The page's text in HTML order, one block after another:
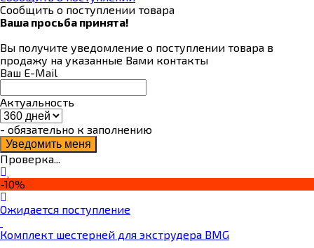
Сообщить о поступлении товара
Ваша просьба принята!
Вы получите уведомление о поступлении товара в
продажу на указанные Вами контакты
Ваш E-Mail
Актуальность
- обязательно к заполнению
Проверка...
-10%
Ожидается поступление
Комплект шестерней для экструдера BMG